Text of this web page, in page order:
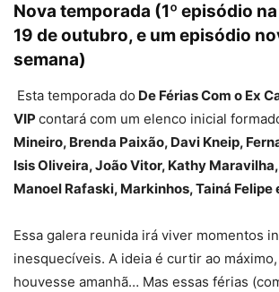
Nova temporada (1º episódio
19 de outubro, e um episódio
semana)
Esta temporada do De Férias Com o Ex
VIP contará com um elenco inicial
Mineiro, Brenda Paixão, Davi Kneip,
Isis Oliveira, João Vitor, Kathy
Manoel Rafaski, Markinhos, Tainá Felipe
Essa galera reunida irá viver momentos
inesquecíveis. A ideia é curtir ao
houvesse amanhã… Mas essas férias